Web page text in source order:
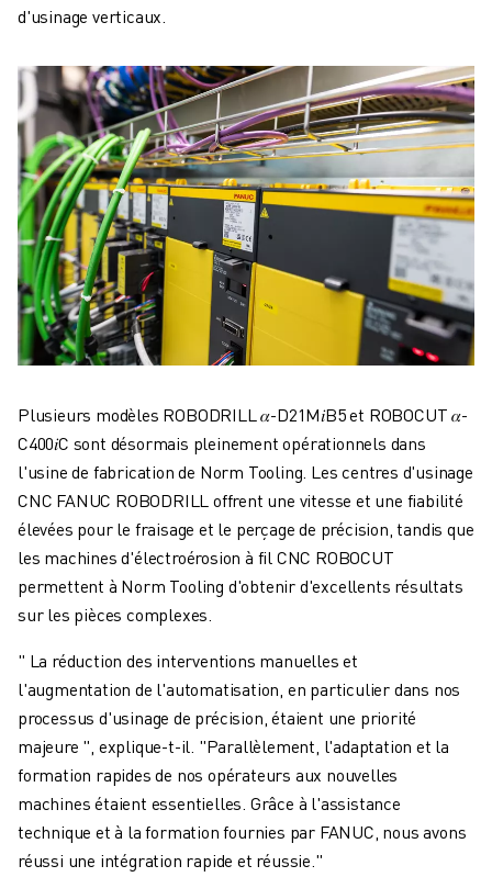
d'usinage verticaux.
Plusieurs modèles ROBODRILL 𝛼-D21M𝑖B5 et ROBOCUT 𝛼-
C400𝑖C sont désormais pleinement opérationnels dans
l'usine de fabrication de Norm Tooling. Les centres d'usinage
CNC FANUC ROBODRILL offrent une vitesse et une fiabilité
élevées pour le fraisage et le perçage de précision, tandis que
les machines d'électroérosion à fil CNC ROBOCUT
permettent à Norm Tooling d'obtenir d'excellents résultats
sur les pièces complexes.
" La réduction des interventions manuelles et
l'augmentation de l'automatisation, en particulier dans nos
processus d'usinage de précision, étaient une priorité
majeure ", explique-t-il. "Parallèlement, l'adaptation et la
formation rapides de nos opérateurs aux nouvelles
machines étaient essentielles. Grâce à l'assistance
technique et à la formation fournies par FANUC, nous avons
réussi une intégration rapide et réussie."